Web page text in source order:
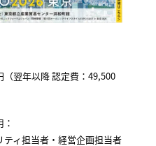
翌年以降 認定費：49,500
ィ担当者・経営企画担当者